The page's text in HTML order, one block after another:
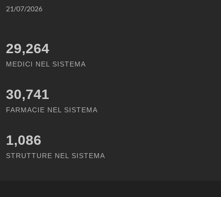
21/07/2026
29,264
MEDICI NEL SISTEMA
30,741
FARMACIE NEL SISTEMA
1,086
STRUTTURE NEL SISTEMA